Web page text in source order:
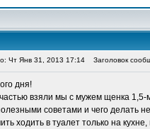
Чт Янв 31, 2013 17:14 Заголовок
дня!
взяли мы с мужем щенка
советами и чего делать
ходить в туалет только на